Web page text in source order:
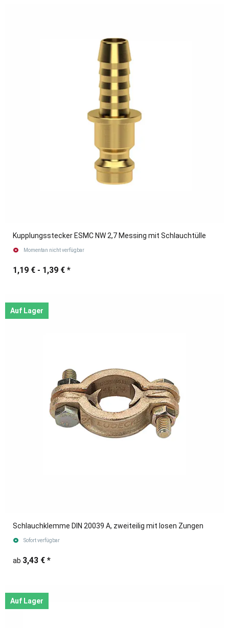
Kupplungsstecker ESMC NW 2,7 Messing mit Schlauchtülle
Momentan nicht verfügbar
1,19 € - 1,39 € *
Auf Lager
Schlauchklemme DIN 20039 A, zweiteilig mit losen Zungen
Sofort verfügbar
ab 3,43 € *
Auf Lager